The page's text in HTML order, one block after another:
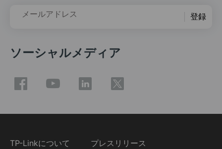
メールアドレス 登録
ソーシャルメディア
TP-Linkについて プレスリリース